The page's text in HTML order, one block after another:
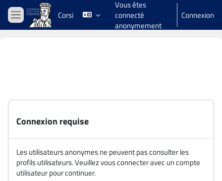
Passer au contenu principal
Panneau latéral
Corsi
Vous êtes
connecté
anonymement
Connexion
Connexion requise
Les utilisateurs anonymes ne peuvent pas consulter les
profils utilisateurs. Veuillez vous connecter avec un compte
utilisateur pour continuer.